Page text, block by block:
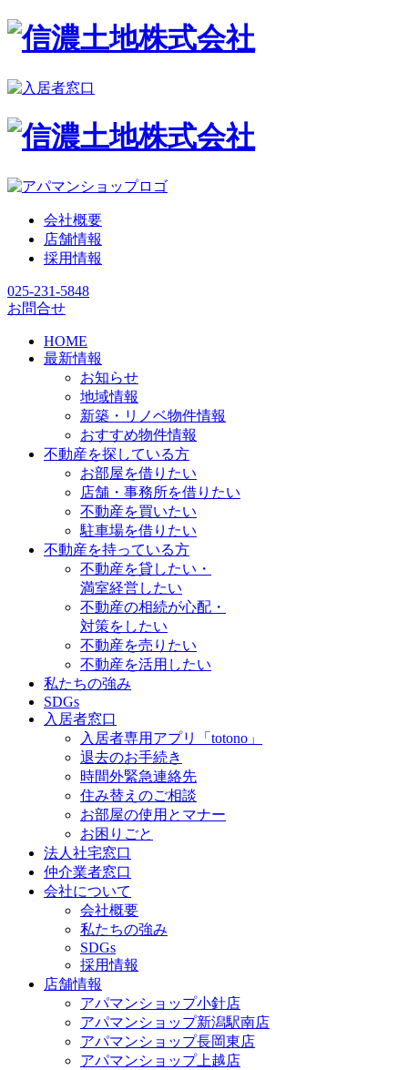
会社概要
店舗情報
採用情報
025-231-5848
お問合せ
HOME
最新情報
お知らせ
地域情報
新築・リノベ物件情報
おすすめ物件情報
不動産を探している方
お部屋を借りたい
店舗・事務所を借りたい
不動産を買いたい
駐車場を借りたい
不動産を持っている方
不動産を貸したい・
満室経営したい
不動産の相続が心配・
対策をしたい
不動産を売りたい
不動産を活用したい
私たちの強み
SDGs
入居者窓口
入居者専用アプリ「totono」
退去のお手続き
時間外緊急連絡先
住み替えのご相談
お部屋の使用とマナー
お困りごと
法人社宅窓口
仲介業者窓口
会社について
会社概要
私たちの強み
SDGs
採用情報
店舗情報
アパマンショップ小針店
アパマンショップ新潟駅南店
アパマンショップ長岡東店
アパマンショップ上越店